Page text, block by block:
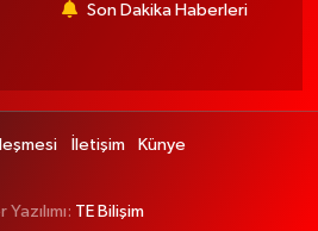
Son Dakika Haberleri
İletişim Künye
TE Bilişim